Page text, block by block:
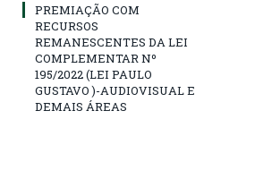
PREMIAÇÃO COM
RECURSOS
REMANESCENTES DA LEI
COMPLEMENTAR Nº
195/2022 (LEI PAULO
GUSTAVO )-AUDIOVISUAL E
DEMAIS ÁREAS